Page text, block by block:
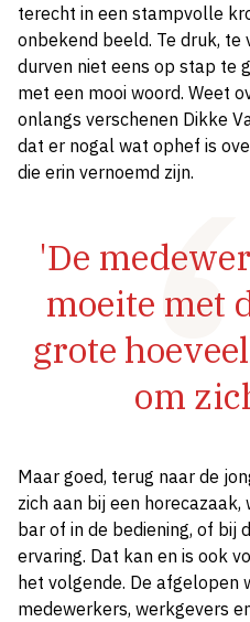
terecht in een stampvolle
onbekend beeld. Te druk, te
durven niet eens op stap te
met een mooi woord. Weet
onlangs verschenen Dikke
dat er nogal wat ophef is
die erin vernoemd zijn.
'De
moeite met
grote
om
Maar goed, terug naar de
zich aan bij een
bar of in de bediening, of bij
ervaring. Dat kan en is ook
het volgende. De afgelopen
medewerkers, werkgevers